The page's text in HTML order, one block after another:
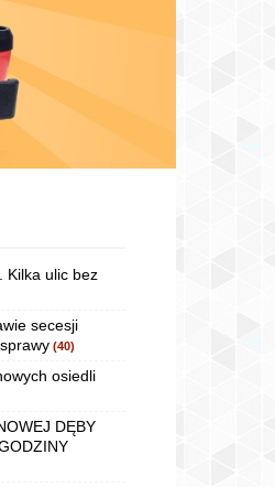
Kilka ulic bez
secesji
(40)
osiedli
DĘBY